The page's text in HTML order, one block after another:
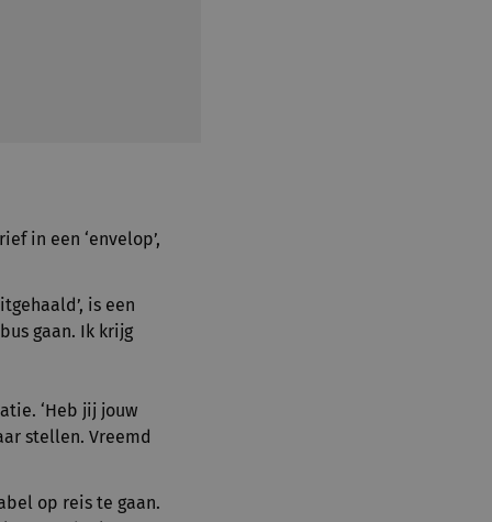
in een ‘envelop’,
is een
gaan. Ik krijg
‘Heb jij jouw
stellen. Vreemd
op reis te gaan.